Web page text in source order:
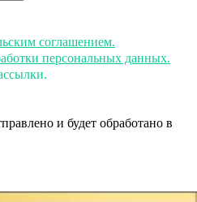
соглашением.
персональных данных.
и будет обработано в